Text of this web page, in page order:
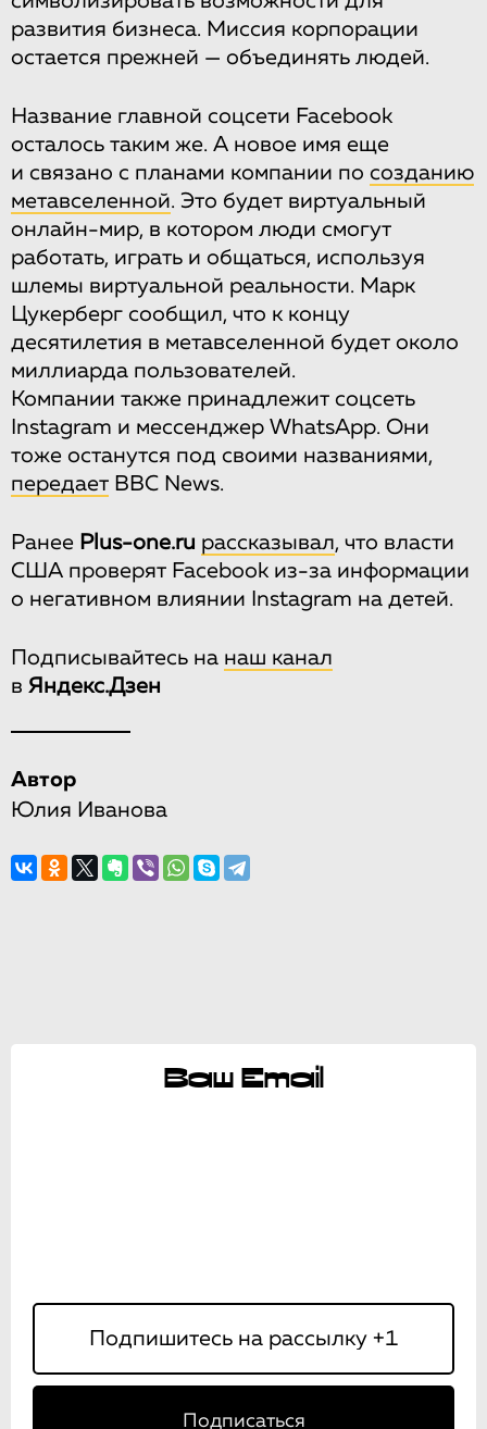
развития бизнеса. Миссия корпорации
остается прежней — объединять людей.
Название главной соцсети Facebook
осталось таким же. А новое имя еще
и связано с планами компании по созданию
метавселенной. Это будет виртуальный
онлайн-мир, в котором люди смогут
работать, играть и общаться, используя
шлемы виртуальной реальности. Марк
Цукерберг сообщил, что к концу
десятилетия в метавселенной будет около
миллиарда пользователей.
Компании также принадлежит соцсеть
Instagram и мессенджер WhatsApp. Они
тоже останутся под своими названиями,
передает ВВС News.
Ранее Plus-one.ru рассказывал, что власти
США проверят Facebook из-за информации
о негативном влиянии Instagram на детей.
Подписывайтесь на наш канал
в Яндекс.Дзен
Автор
Юлия Иванова
Ваш Email
Подписаться